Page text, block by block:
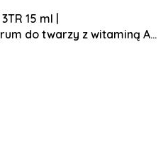
15 ml |
do twarzy z witaminą A